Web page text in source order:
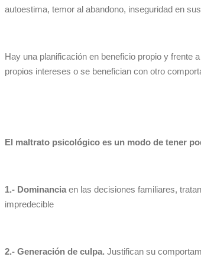
autoestima, temor al abandono, inseguridad en
Hay una planificación en beneficio propio y frente
propios intereses o se benefician con otro
El maltrato psicológico es un modo de tener
1.- Dominancia en las decisiones familiares,
impredecible
2.- Generación de culpa. Justifican su